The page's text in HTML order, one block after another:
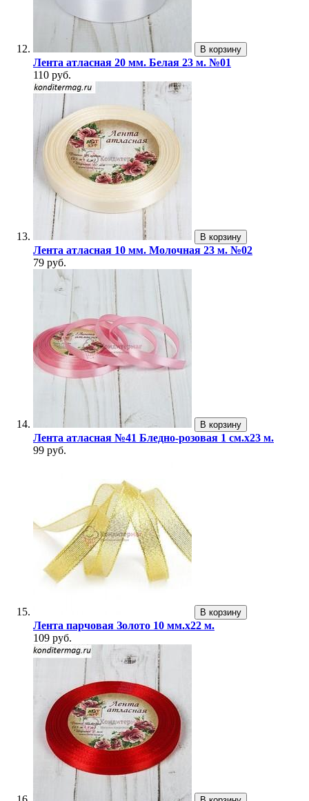
В корзину
Лента атласная 20 мм. Белая 23 м. №01
110 руб.
В корзину
Лента атласная 10 мм. Молочная 23 м. №02
79 руб.
В корзину
Лента атласная №41 Бледно-розовая 1 см.х23 м.
99 руб.
В корзину
Лента парчовая Золото 10 мм.х22 м.
109 руб.